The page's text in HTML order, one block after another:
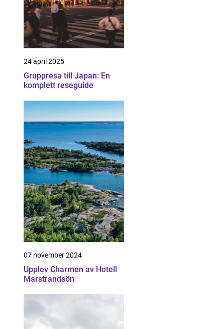
24 april 2025
Gruppresa till Japan: En
komplett reseguide
07 november 2024
Upplev Charmen av Hotell
Marstrandsön